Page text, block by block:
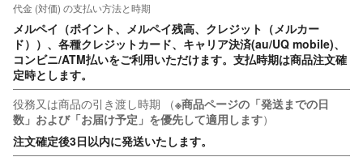
代金 (対価) の支払い方法と時期
メルペイ（ポイント、メルペイ残高、クレジット（メルカー
ド））、各種クレジットカード、キャリア決済(au/UQ mobile)、
コンビニ/ATM払いをご利用いただけます。支払時期は商品注文確
定時とします。
役務又は商品の引き渡し時期
（※商品ページの「発送までの日
数」および「お届け予定」を優先して適用します）
注文確定後3日以内に発送いたします。